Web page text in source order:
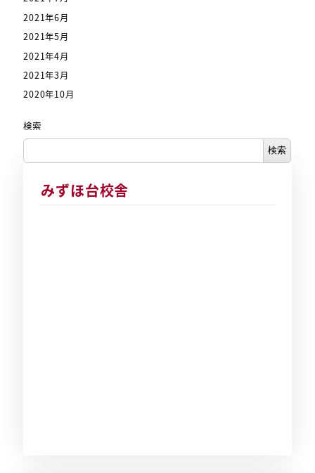
2021年6月
2021年5月
2021年4月
2021年3月
2020年10月
検索
検索
みずほ台校舎